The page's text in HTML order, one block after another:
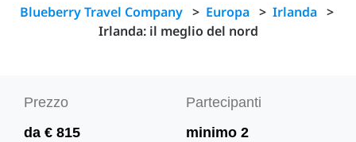
Blueberry Travel Company> Europa> Irlanda>
Irlanda: il meglio del nord
Prezzo
da € 815
Partecipanti
minimo 2